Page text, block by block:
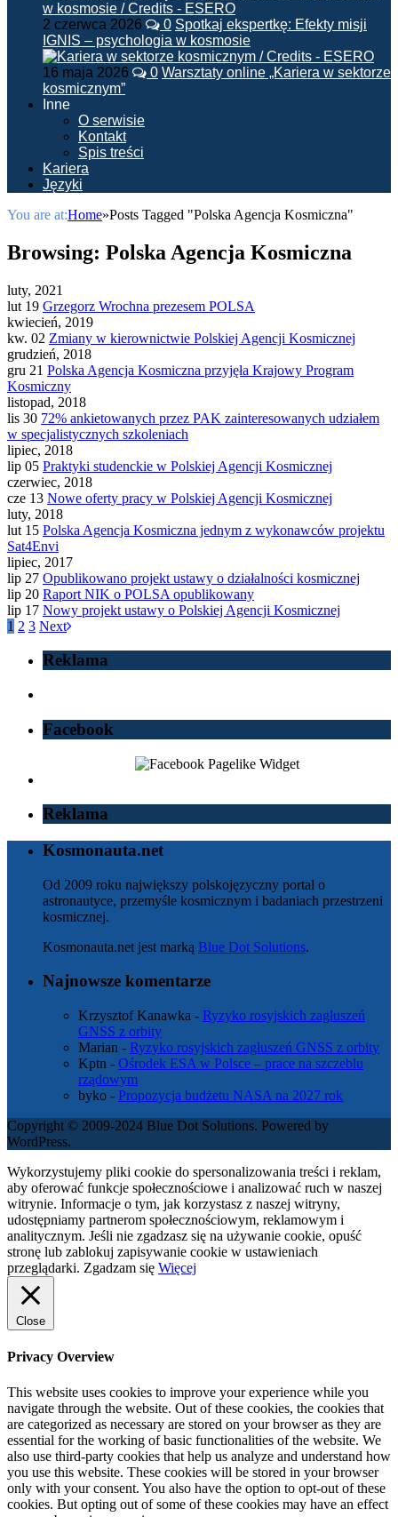
2 czerwca 2026 0 Spotkaj ekspertkę: Efekty misji
IGNIS – psychologia w kosmosie
16 maja 2026 0 Warsztaty online „Kariera w sektorze
kosmicznym”
Inne
O serwisie
Kontakt
Spis treści
Kariera
Języki
You are at:Home»Posts Tagged "Polska Agencja Kosmiczna"
Browsing: Polska Agencja Kosmiczna
luty, 2021
lut 19 Grzegorz Wrochna prezesem POLSA
kwiecień, 2019
kw. 02 Zmiany w kierownictwie Polskiej Agencji Kosmicznej
grudzień, 2018
gru 21 Polska Agencja Kosmiczna przyjęła Krajowy Program
Kosmiczny
listopad, 2018
lis 30 72% ankietowanych przez PAK zainteresowanych udziałem
w specjalistycznych szkoleniach
lipiec, 2018
lip 05 Praktyki studenckie w Polskiej Agencji Kosmicznej
czerwiec, 2018
cze 13 Nowe oferty pracy w Polskiej Agencji Kosmicznej
luty, 2018
lut 15 Polska Agencja Kosmiczna jednym z wykonawców projektu
Sat4Envi
lipiec, 2017
lip 27 Opublikowano projekt ustawy o działalności kosmicznej
lip 20 Raport NIK o POLSA opublikowany
lip 17 Nowy projekt ustawy o Polskiej Agencji Kosmicznej
1 2 3 Next
Reklama
Facebook
Reklama
Kosmonauta.net
Od 2009 roku największy polskojęzyczny portal o
astronautyce, przemyśle kosmicznym i badaniach przestrzeni
kosmicznej.
Kosmonauta.net jest marką Blue Dot Solutions.
Najnowsze komentarze
Krzysztof Kanawka - Ryzyko rosyjskich zagłuszeń
GNSS z orbity
Marian - Ryzyko rosyjskich zagłuszeń GNSS z orbity
Kptn - Ośrodek ESA w Polsce – prace na szczeblu
rządowym
byko - Propozycja budżetu NASA na 2027 rok
Copyright © 2009-2024 Blue Dot Solutions. Powered by
WordPress.
Wykorzystujemy pliki cookie do spersonalizowania treści i reklam,
aby oferować funkcje społecznościowe i analizować ruch w naszej
witrynie. Informacje o tym, jak korzystasz z naszej witryny,
udostępniamy partnerom społecznościowym, reklamowym i
analitycznym. Jeśli nie zgadzasz się na używanie cookie, opuść
stronę lub zablokuj zapisywanie cookie w ustawieniach
przeglądarki. Zgadzam się Więcej
Close
Privacy Overview
This website uses cookies to improve your experience while you
navigate through the website. Out of these cookies, the cookies that
are categorized as necessary are stored on your browser as they are
essential for the working of basic functionalities of the website. We
also use third-party cookies that help us analyze and understand how
you use this website. These cookies will be stored in your browser
only with your consent. You also have the option to opt-out of these
cookies. But opting out of some of these cookies may have an effect